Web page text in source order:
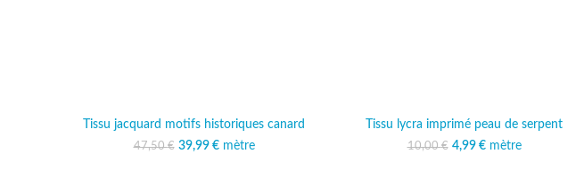
Tissu jacquard motifs historiques canard
47,50€
Le prix initial était :
39,99 € Le prix actuel est :
mètre
Tissu lycra imprimé peau de serpent
10,00€
Le prix initial était :
4,99 € Le prix actuel est :
mètre